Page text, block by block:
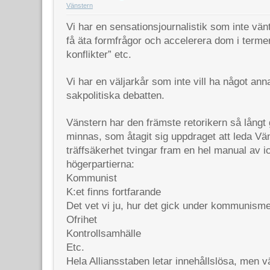
Vänstern
Vi har en sensationsjournalistik som inte
få äta formfrågor och accelerera dom i
konflikter” etc.
Vi har en väljarkår som inte vill ha något
sakpolitiska debatten.
Vänstern har den främste retorikern så långt
minnas, som åtagit sig uppdraget att leda
träffsäkerhet tvingar fram en hel manual av
högerpartierna:
Kommunist
K:et finns fortfarande
Det vet vi ju, hur det gick under
Ofrihet
Kontrollsamhälle
Etc.
Hela Alliansstaben letar innehållslösa, men